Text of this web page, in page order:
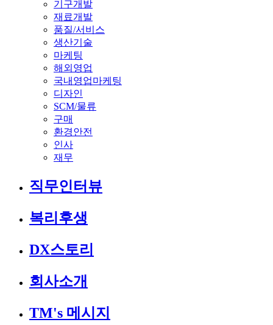
기구개발
재료개발
품질/서비스
생산기술
마케팅
해외영업
국내영업마케팅
디자인
SCM/물류
구매
환경안전
인사
재무
직무인터뷰
복리후생
DX스토리
회사소개
TM's 메시지